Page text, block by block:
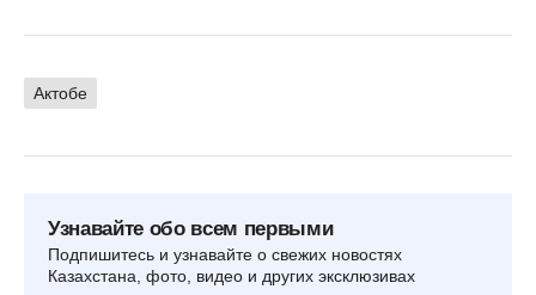
Актобе
Узнавайте обо всем первыми
Подпишитесь и узнавайте о свежих новостях
Казахстана, фото, видео и других эксклюзивах